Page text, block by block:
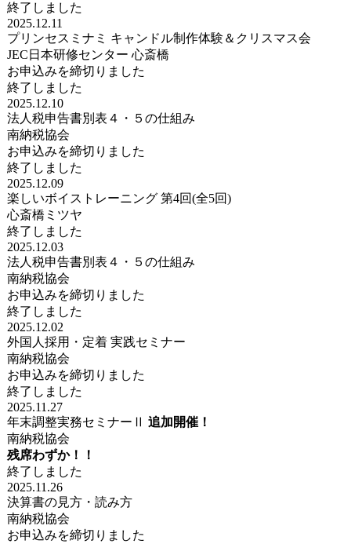
終了しました
2025.12.11
プリンセスミナミ キャンドル制作体験＆クリスマス会
JEC日本研修センター 心斎橋
お申込みを締切りました
終了しました
2025.12.10
法人税申告書別表４・５の仕組み
南納税協会
お申込みを締切りました
終了しました
2025.12.09
楽しいボイストレーニング 第4回(全5回)
心斎橋ミツヤ
終了しました
2025.12.03
法人税申告書別表４・５の仕組み
南納税協会
お申込みを締切りました
終了しました
2025.12.02
外国人採用・定着 実践セミナー
南納税協会
お申込みを締切りました
終了しました
2025.11.27
年末調整実務セミナーⅡ 追加開催！
南納税協会
残席わずか！！
終了しました
2025.11.26
決算書の見方・読み方
南納税協会
お申込みを締切りました